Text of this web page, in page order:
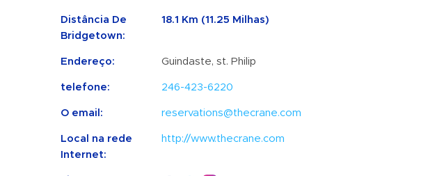
Distância De
Bridgetown:
18.1 Km (11.25 Milhas)
Endereço: Guindaste, st. Philip
telefone: 246-423-6220
O email: reservations@thecrane.com
Local na rede
Internet:
http://www.thecrane.com